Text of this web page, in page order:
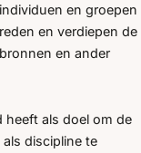
en groepen
en verdiepen de
en ander
heeft als doel om de
discipline te